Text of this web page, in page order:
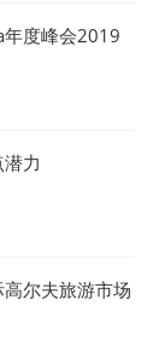
年度峰会2019
力
尔夫旅游市场